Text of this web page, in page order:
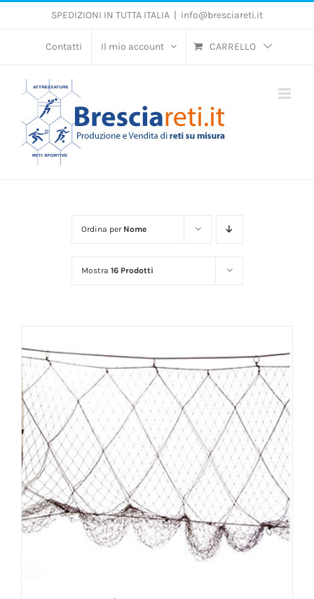
Salta
SPEDIZIONI IN TUTTA ITALIA | info@bresciareti.it
Contatti Il mio account CARRELLO
Ordina per Nome
Mostra 16 Prodotti